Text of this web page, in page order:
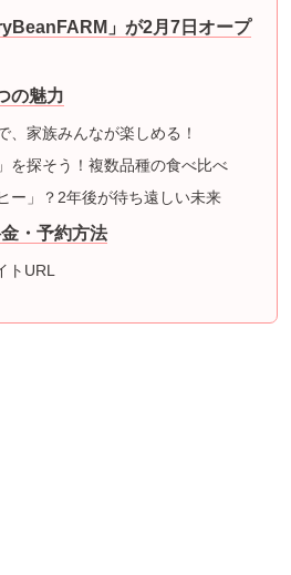
」が2月7日オープ
の魅力
、家族みんなが楽しめる！
を探そう！複数品種の食べ比べ
ー」？2年後が待ち遠しい未来
・予約方法
トURL